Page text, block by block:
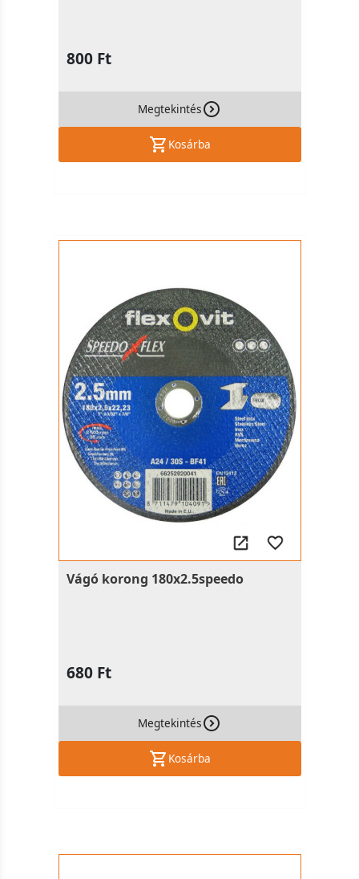
800 Ft
Megtekintés
Kosárba
Vágó korong 180x2.5speedo
680 Ft
Megtekintés
Kosárba